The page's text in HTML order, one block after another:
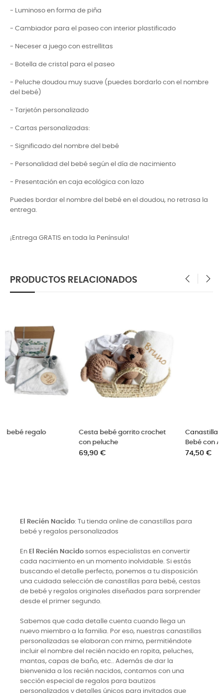
- Luminoso en forma de piña
- Cambiador para el paseo con interior plastificado
- Neceser a juego con estrellitas
- Botella de cristal para el paseo
- Peluche doudou muy suave (puedes bordarlo con el nombre
del bebé)
- Tarjetón personalizado
- Cartas personalizadas:
- Significado del nombre del bebé
- Personalidad del bebé según el día de nacimiento
- Presentación en caja ecológica con lazo
Puedes bordar el nombre del bebé en el doudou, no retrasa la
entrega.
¡Entrega GRATIS en toda la Península!
PRODUCTOS RELACIONADOS
Canastilla de Regalo para
Bebé con Albornoz Bordado
Canastilla bebé con
rosas para amigos y
El Recién Nacido: Tu tienda online de canastillas para
bebé y regalos personalizados
En El Recién Nacido somos especialistas en convertir
cada nacimiento en un momento inolvidable. Si estás
buscando el detalle perfecto, ponemos a tu disposición
una cuidada selección de canastillas para bebé, cestas
de bebé y regalos originales diseñados para sorprender
desde el primer segundo.
Sabemos que cada detalle cuenta cuando llega un
nuevo miembro a la familia. Por eso, nuestras canastillas
personalizadas se elaboran con mimo, permitiéndote
incluir el nombre del recién nacido en ropita, peluches,
mantas, capas de baño, etc.. Además de dar la
bienvenida a los recién nacidos, contamos con una
sección especial de regalos para bautizos
personalizados y detalles únicos para invitados que